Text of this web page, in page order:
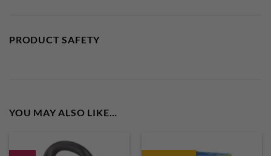
PRODUCT SAFETY
YOU MAY ALSO LIKE…